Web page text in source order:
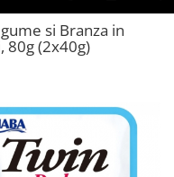
si Branza in
80g (2x40g)